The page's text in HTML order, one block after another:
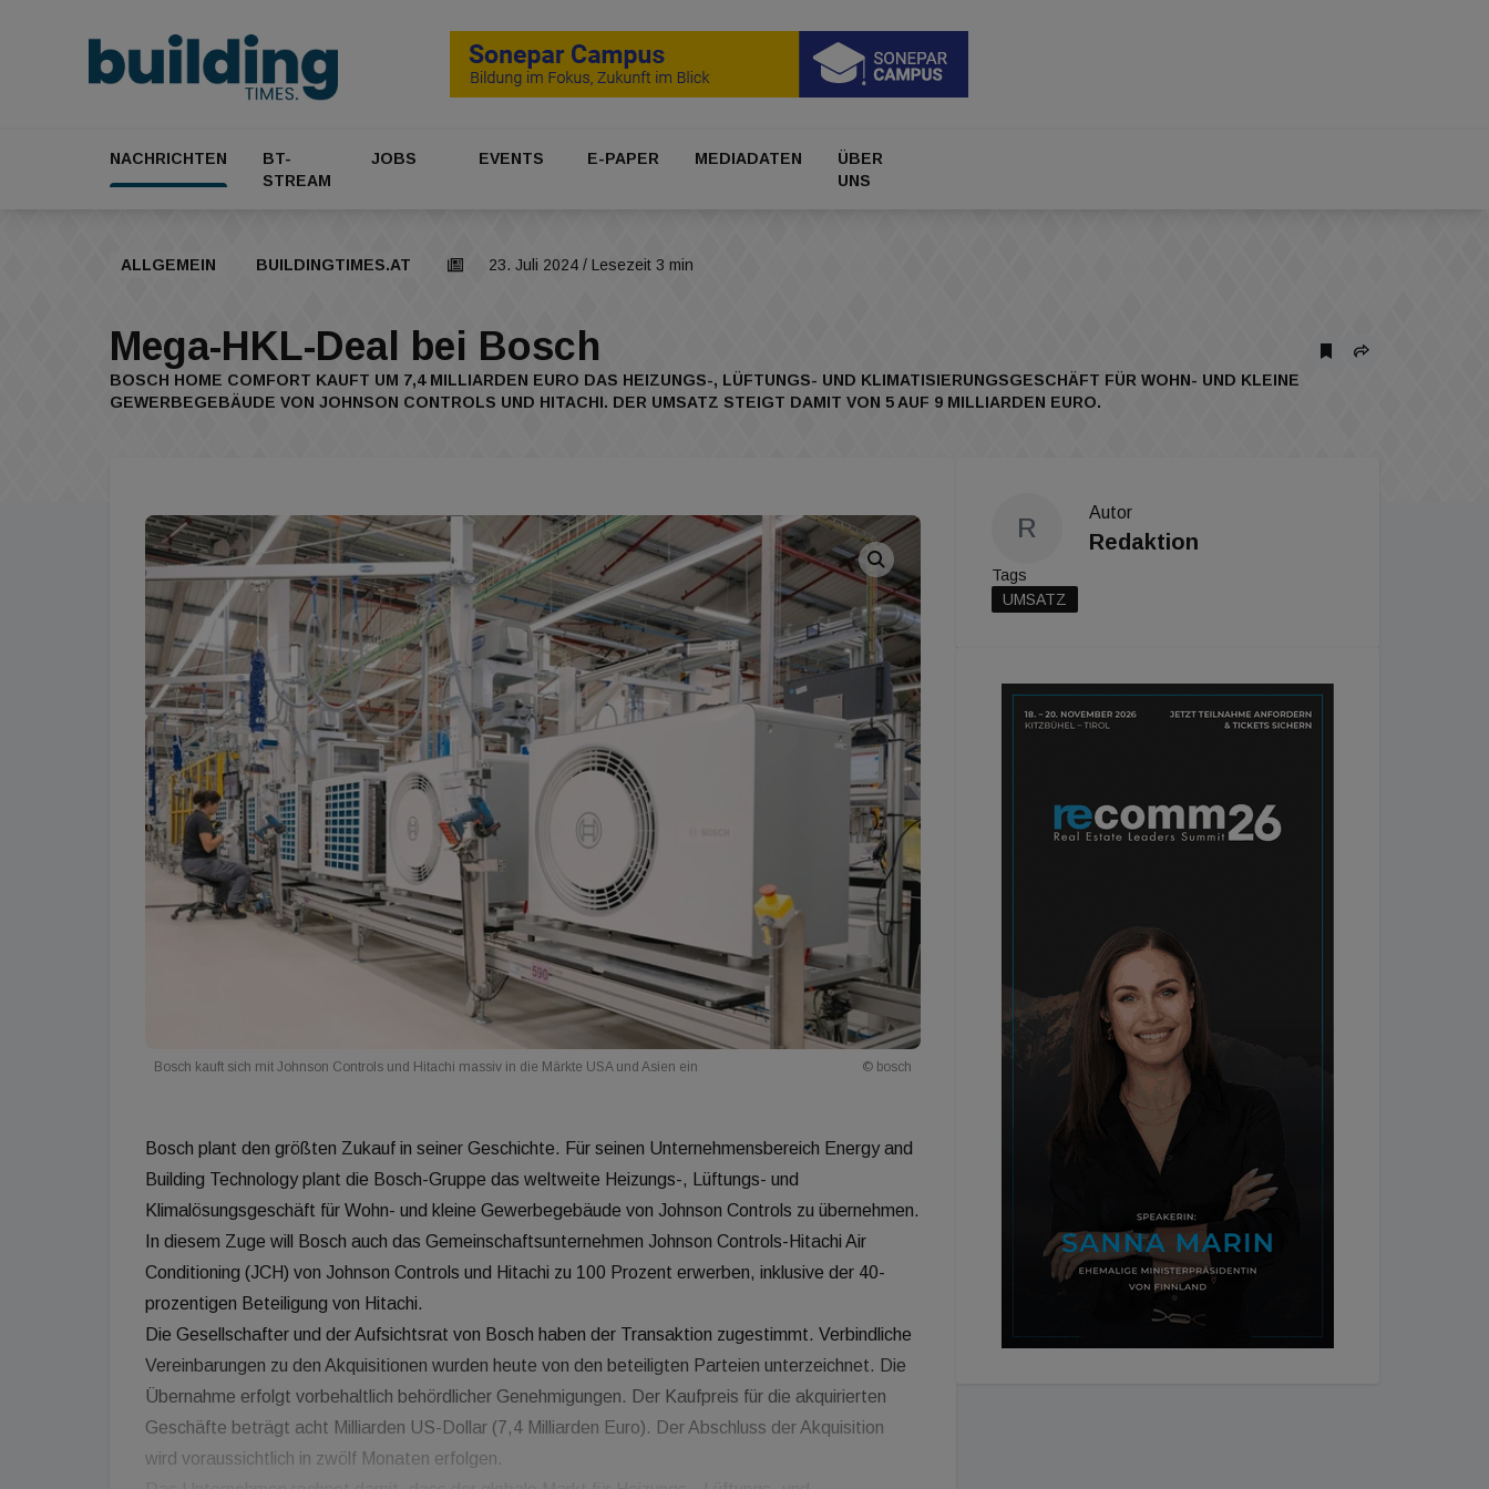
NACHRICHTEN
BT-
STREAM
JOBS EVENTS E-PAPER MEDIADATEN
ÜBER
UNS
ALLGEMEIN BUILDINGTIMES.AT 23. Juli 2024 / Lesezeit 3 min
Mega-HKL-Deal bei Bosch
BOSCH HOME COMFORT KAUFT UM 7,4 MILLIARDEN EURO DAS HEIZUNGS-, LÜFTUNGS- UND KLIMATISIERUNGSGESCHÄFT FÜR WOHN- UND KLEINE
GEWERBEGEBÄUDE VON JOHNSON CONTROLS UND HITACHI. DER UMSATZ STEIGT DAMIT VON 5 AUF 9 MILLIARDEN EURO.
Bosch kauft sich mit Johnson Controls und Hitachi massiv in die Märkte USA und Asien ein © bosch
Bosch plant den größten Zukauf in seiner Geschichte. Für seinen Unternehmensbereich Energy and
Building Technology plant die Bosch-Gruppe das weltweite Heizungs-, Lüftungs- und
Klimalösungsgeschäft für Wohn- und kleine Gewerbegebäude von Johnson Controls zu übernehmen.
In diesem Zuge will Bosch auch das Gemeinschaftsunternehmen Johnson Controls-Hitachi Air
Conditioning (JCH) von Johnson Controls und Hitachi zu 100 Prozent erwerben, inklusive der 40-
prozentigen Beteiligung von Hitachi.
Die Gesellschafter und der Aufsichtsrat von Bosch haben der Transaktion zugestimmt. Verbindliche
Vereinbarungen zu den Akquisitionen wurden heute von den beteiligten Parteien unterzeichnet. Die
Übernahme erfolgt vorbehaltlich behördlicher Genehmigungen. Der Kaufpreis für die akquirierten
Geschäfte beträgt acht Milliarden US-Dollar (7,4 Milliarden Euro). Der Abschluss der Akquisition
wird voraussichtlich in zwölf Monaten erfolgen.
R
Autor
Redaktion
Tags
UMSATZ